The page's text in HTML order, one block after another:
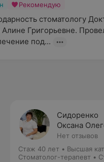
Рекомендую
стоматологу
Григорьевне.
под...
Сидоренко
Оксана
Нет отзывов
Стаж 40 лет • Высшая
Стоматолог-терапевт •